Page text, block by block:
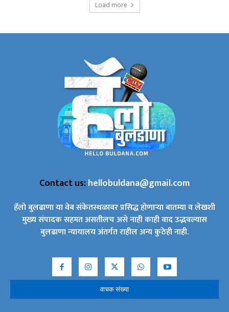
Load more
Contact us:hellobuldana@gmail.com
हॅलो बुलढाणा या वेब संकेतस्थळावर प्रसिद्ध होणाऱ्या बातम्या व लेखशी
मुख्य संपादक सहमत असतीलच असे नाही काही वाद उद्भवल्यास
बुलढाणा न्यायालय अंतर्गत राहील अन्य कुठेही नाही.
वाचक संख्या